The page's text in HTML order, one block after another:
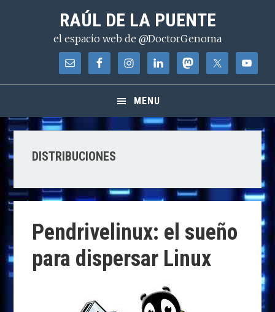
contenido
RAÚL DE LA PUENTE
el espacio web de @DoctorGenoma
MENU
DISTRIBUCIONES
Pendrivelinux: el sueño
para dispersar Linux